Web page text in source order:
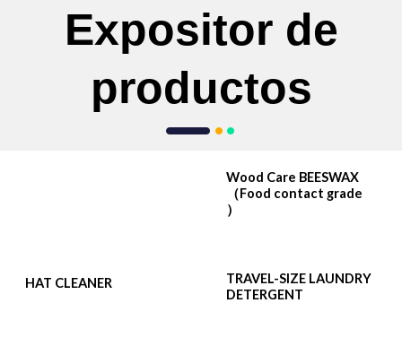
Expositor de
productos
Wood Care BEESWAX
（Food contact grade
）
HAT CLEANER
TRAVEL-SIZE LAUNDRY
DETERGENT